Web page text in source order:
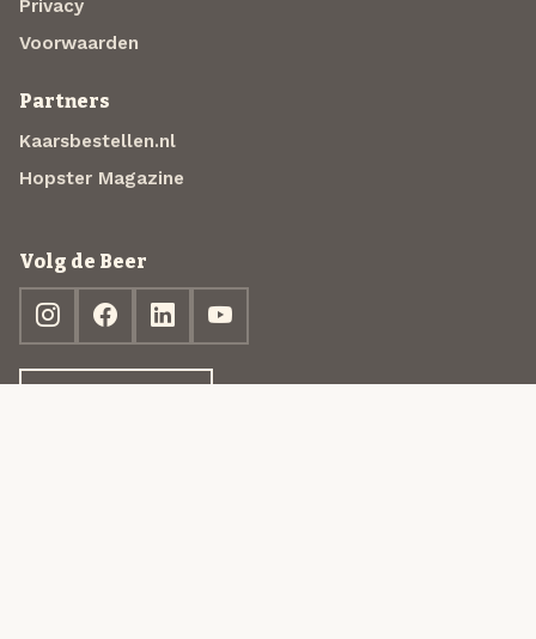
Privacy
Voorwaarden
Partners
Kaarsbestellen.nl
Hopster Magazine
Volg de Beer